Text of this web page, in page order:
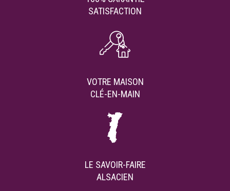
SATISFACTION
VOTRE MAISON
CLÉ-EN-MAIN
LE SAVOIR-FAIRE
ALSACIEN